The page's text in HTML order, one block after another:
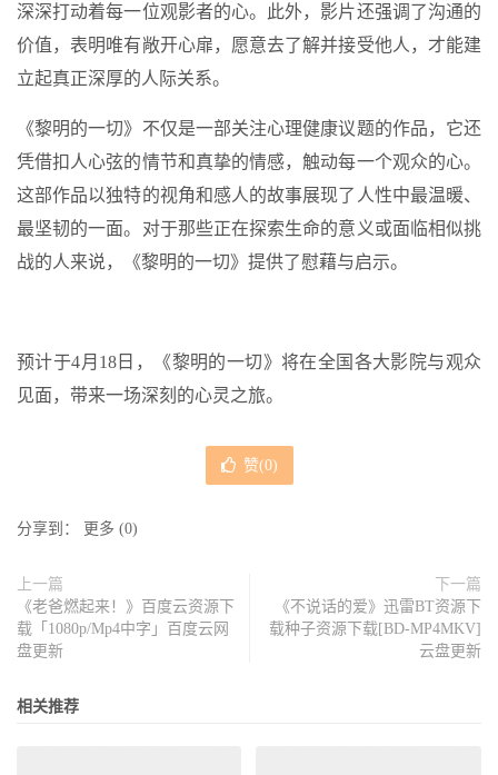
深深打动着每一位观影者的心。此外，影片还强调了沟通的
价值，表明唯有敞开心扉，愿意去了解并接受他人，才能建
立起真正深厚的人际关系。
《黎明的一切》不仅是一部关注心理健康议题的作品，它还
凭借扣人心弦的情节和真挚的情感，触动每一个观众的心。
这部作品以独特的视角和感人的故事展现了人性中最温暖、
最坚韧的一面。对于那些正在探索生命的意义或面临相似挑
战的人来说，《黎明的一切》提供了慰藉与启示。
预计于4月18日，《黎明的一切》将在全国各大影院与观众
见面，带来一场深刻的心灵之旅。
赞(0)
分享到： 更多 (0)
上一篇
《老爸燃起来！》百度云资源下
载「1080p/Mp4中字」百度云网
盘更新
下一篇
《不说话的爱》迅雷BT资源下
载种子资源下载[BD-MP4MKV]
云盘更新
相关推荐